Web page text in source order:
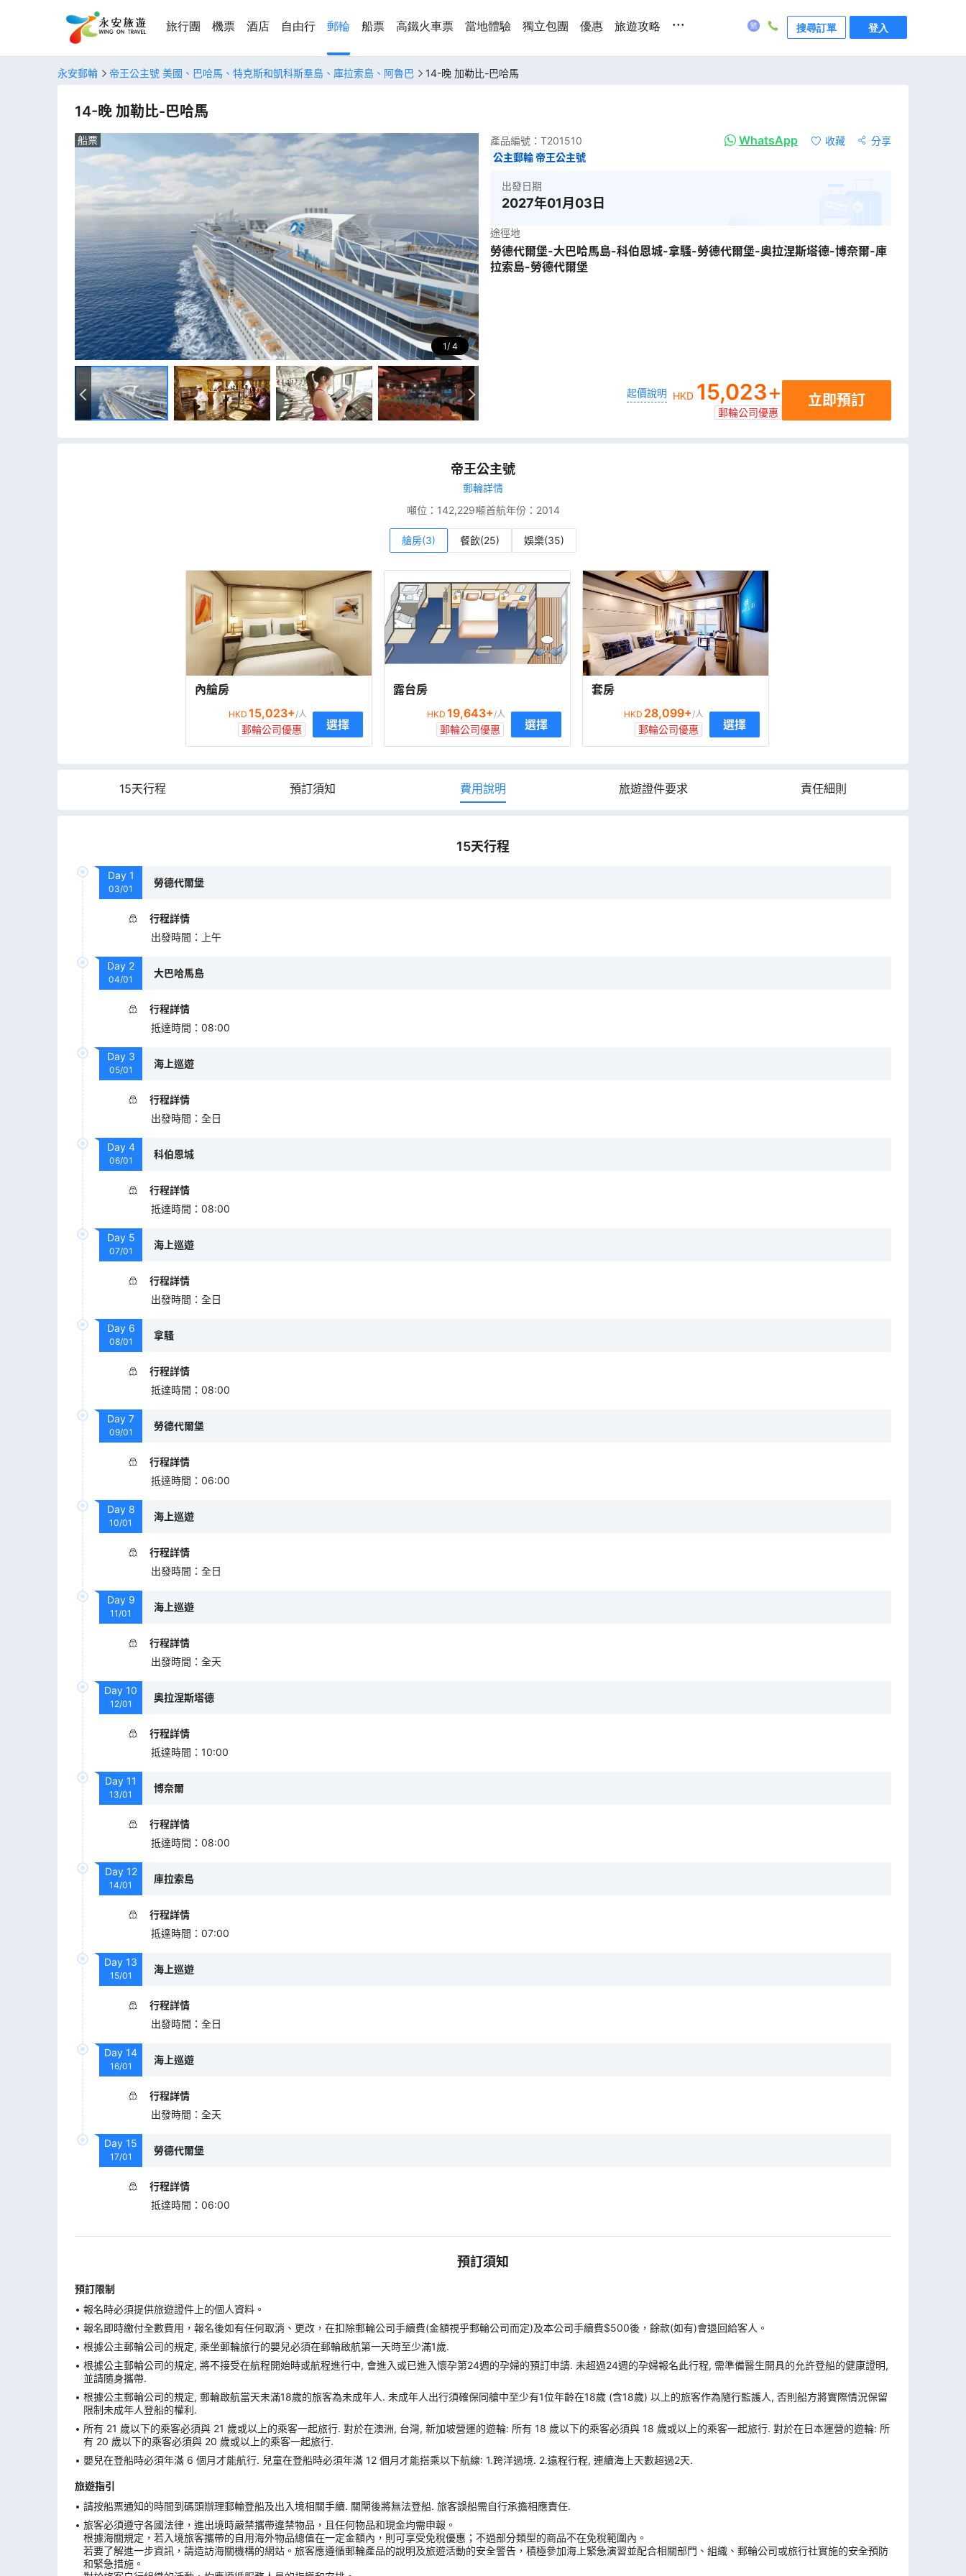
旅行團 機票 酒店 自由行 郵輪 船票 高鐵火車票 當地體驗 獨立包團 優惠 旅遊攻略 ... 搜尋訂單 登入
永安郵輪 帝王公主號 美國、巴哈馬、特克斯和凱科斯羣島、庫拉索島、阿魯巴 14-晚 加勒比-巴哈馬
14-晚 加勒比-巴哈馬
1 4
船票 產品編號： T201510 WhatsApp 收藏
分享
公主郵輪 帝王公主號
出發日期
2027年01月03日
途徑地
勞德代爾堡-大巴哈馬島-科伯恩城-拿騷-勞德代爾堡-奧拉涅斯塔德-博奈爾-庫
拉索島-勞德代爾堡
起價說明 HKD 15,023+
郵輪公司優惠
立即預訂
帝王公主號
郵輪詳情
噸位： 142,229噸首航年份： 2014
艙房(3) 餐飲(25) 娛樂(35)
內艙房
HKD 15,023+/人
郵輪公司優惠 選擇
露台房
HKD 19,643+/人
郵輪公司優惠 選擇
套房
HKD 28,099+/人
郵輪公司優惠 選擇
15天行程 預訂須知 費用說明 旅遊證件要求 責任細則
15天行程
Day 1
03/01
勞德代爾堡
行程詳情
出發時間 ： 上午
Day 2
04/01
大巴哈馬島
行程詳情
抵達時間 ： 08:00
Day 3
05/01
海上巡遊
行程詳情
出發時間 ： 全日
Day 4
06/01
科伯恩城
行程詳情
抵達時間 ： 08:00
Day 5
07/01
海上巡遊
行程詳情
出發時間 ： 全日
Day 6
08/01
拿騷
行程詳情
抵達時間 ： 08:00
Day 7
09/01
勞德代爾堡
行程詳情
抵達時間 ： 06:00
Day 8
10/01
海上巡遊
行程詳情
出發時間 ： 全日
Day 9
11/01
海上巡遊
行程詳情
出發時間 ： 全天
Day 10
12/01
奧拉涅斯塔德
行程詳情
抵達時間 ： 10:00
Day 11
13/01
博奈爾
行程詳情
抵達時間 ： 08:00
Day 12
14/01
庫拉索島
行程詳情
抵達時間 ： 07:00
Day 13
15/01
海上巡遊
行程詳情
出發時間 ： 全日
Day 14
16/01
海上巡遊
行程詳情
出發時間 ： 全天
Day 15
17/01
勞德代爾堡
行程詳情
抵達時間 ： 06:00
預訂須知
預訂限制
報名時必須提供旅遊證件上的個人資料。
報名即時繳付全數費用，報名後如有任何取消、更改，在扣除郵輪公司手續費(金額視乎郵輪公司而定)及本公司手續費$500後，餘款(如有)會退回給客人。
根據公主郵輪公司的規定, 乘坐郵輪旅行的嬰兒必須在郵輪啟航第一天時至少滿1歲.
根據公主郵輪公司的規定, 將不接受在航程開始時或航程進行中, 會進入或已進入懷孕第24週的孕婦的預訂申請. 未超過24週的孕婦報名此行程, 需準備醫生開具的允許登船的健康證明,
並請隨身攜帶.
根據公主郵輪公司的規定, 郵輪啟航當天未滿18歲的旅客為未成年人. 未成年人出行須確保同艙中至少有1位年齡在18歲 (含18歲) 以上的旅客作為隨行監護人, 否則船方將實際情況保留
限制未成年人登船的權利.
所有 21 歲以下的乘客必須與 21 歲或以上的乘客一起旅行. 對於在澳洲, 台灣, 新加坡營運的遊輪: 所有 18 歲以下的乘客必須與 18 歲或以上的乘客一起旅行. 對於在日本運營的遊輪: 所
有 20 歲以下的乘客必須與 20 歲或以上的乘客一起旅行.
嬰兒在登船時必須年滿 6 個月才能航行. 兒童在登船時必須年滿 12 個月才能搭乘以下航線: 1.跨洋過境. 2.遠程行程, 連續海上天數超過2天.
旅遊指引
請按船票通知的時間到碼頭辦理郵輪登船及出入境相關手續. 關閘後將無法登船. 旅客誤船需自行承擔相應責任.
旅客必須遵守各國法律，進出境時嚴禁攜帶違禁物品，且任何物品和現金均需申報。
根據海關規定，若入境旅客攜帶的自用海外物品總值在一定金額內，則可享受免稅優惠；不過部分類型的商品不在免稅範圍內。
若要了解進一步資訊，請造訪海關機構的網站。旅客應遵循郵輪產品的說明及旅遊活動的安全警告，積極參加海上緊急演習並配合相關部門、組織、郵輪公司或旅行社實施的安全預防
和緊急措施。